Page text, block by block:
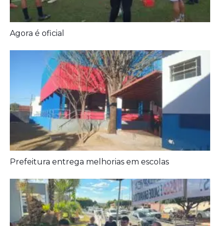
Agora é oficial
Prefeitura entrega melhorias em escolas